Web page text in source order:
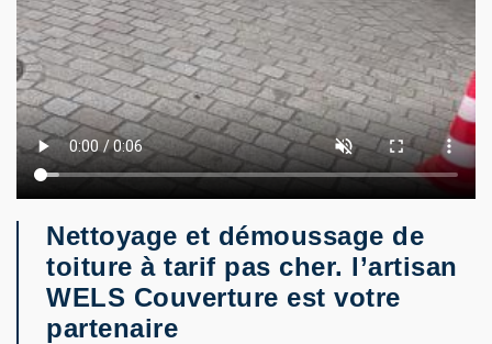
Nettoyage et démoussage de
toiture à tarif pas cher. l’artisan
WELS Couverture est votre
partenaire